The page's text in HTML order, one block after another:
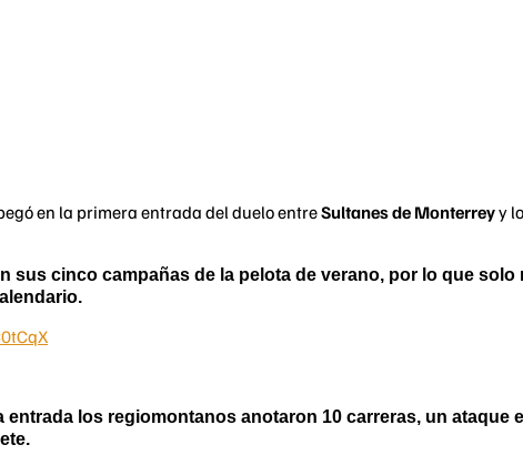
en la primera entrada del duelo entreSultanes de Monterreyy
cinco campañas de la pelota de verano, por lo que solo
los regiomontanos anotaron 10 carreras, un ataque